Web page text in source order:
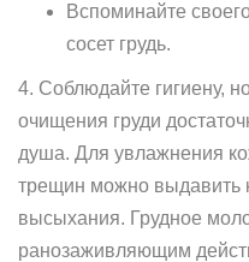
Вспоминайте
сосет грудь.
4. Соблюдайте гигиену,
очищения груди
душа. Для увлажнения
трещин можно выдавить
высыхания. Грудное
ранозаживляющим